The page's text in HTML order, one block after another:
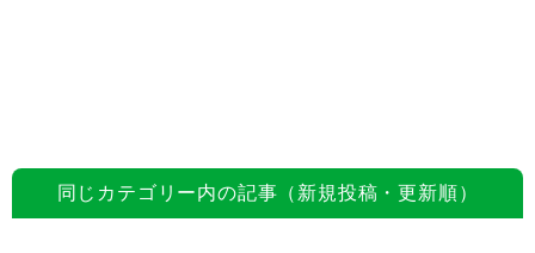
同じカテゴリー内の記事（新規投稿・更新順）